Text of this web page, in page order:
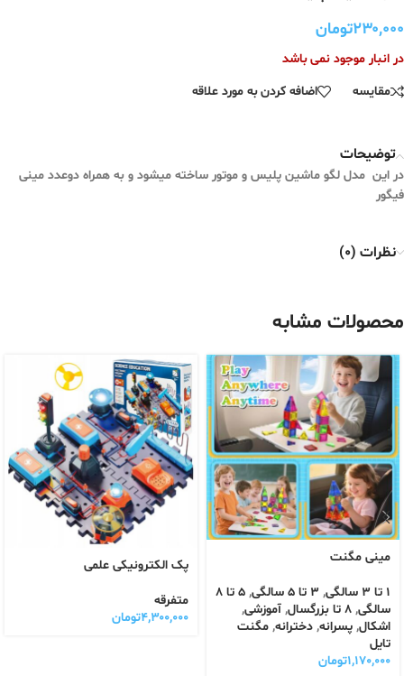
۲۳۰,۰۰۰تومان
در انبار موجود نمی باشد
مقایسه
اضافه کردن به مورد علاقه
توضیحات
در این مدل لگو ماشین پلیس و موتور ساخته میشود و به همراه دوعدد مینی
فیگور
نظرات (0)
محصولات مشابه
مینی مگنت
1 تا 3 سالگی , 3 تا 5 سالگی ,
5 تا 8
سالگی, 8 تا بزرگسال , آموزشی,
اشکال, پسرانه, دخترانه, مگنت
تایل
۱,۱۷۰,۰۰۰تومان
پک الکترونیکی علمی
متفرقه
۴,۳۰۰,۰۰۰تومان